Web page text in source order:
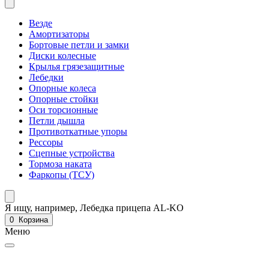
Везде
Амортизаторы
Бортовые петли и замки
Диски колесные
Крылья грязезащитные
Лебедки
Опорные колеса
Опорные стойки
Оси торсионные
Петли дышла
Противоткатные упоры
Рессоры
Сцепные устройства
Тормоза наката
Фаркопы (ТСУ)
Я ищу, например, Лебедка прицепа AL-KO
0 Корзина
Меню